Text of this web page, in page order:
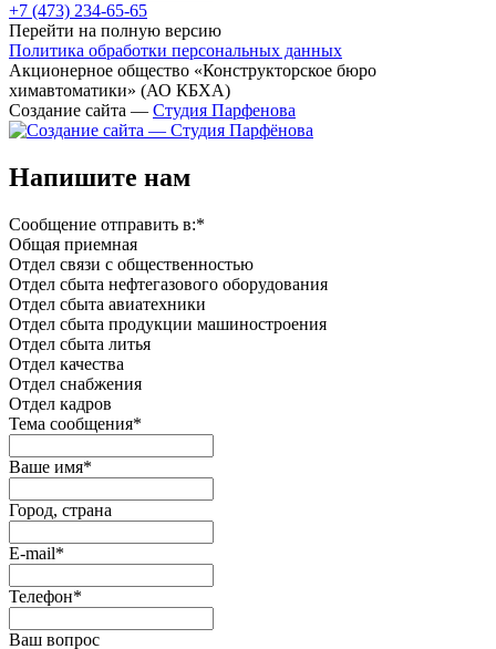
+7 (473) 234-65-65
Перейти на полную версию
Политика обработки персональных данных
Акционерное общество «Конструкторское бюро
химавтоматики» (АО КБХА)
Создание сайта — Студия Парфенова
Напишите нам
Сообщение отправить в:*
Общая приемная
Отдел связи с общественностью
Oтдел сбыта нефтегазового оборудования
Отдел сбыта авиатехники
Отдел сбыта продукции машиностроения
Отдел сбыта литья
Отдел качества
Oтдел снабжения
Отдел кадров
Тема сообщения*
Ваше имя*
Город, страна
E-mail*
Телефон*
Ваш вопрос